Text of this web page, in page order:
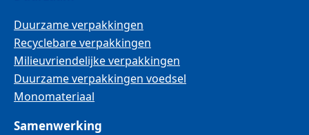
Duurzame verpakkingen
Recyclebare verpakkingen
Milieuvriendelijke verpakkingen
Duurzame verpakkingen voedsel
Monomateriaal
Samenwerking